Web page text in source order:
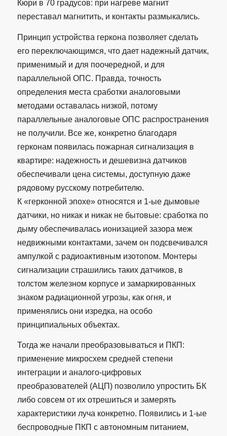
Кюри в 70 градусов: при нагреве магнит
переставал магнитить, и контакты размыкались.
Принцип устройства геркона позволяет сделать
его переключающимся, что дает надежный датчик,
применимый и для поочередной, и для
параллельной ОПС. Правда, точность
определения места сработки аналоговыми
методами оставалась низкой, потому
параллельные аналоговые ОПС распространения
не получили. Все же, конкретно благодаря
герконам появилась пожарная сигнализация в
квартире: надежность и дешевизна датчиков
обеспечивали цена системы, доступную даже
рядовому русскому потребителю.
К «герконной эпохе» относятся и 1-ые дымовые
датчики, но никак и никак не бытовые: сработка по
дыму обеспечивалась ионизацией зазора меж
недвижными контактами, зачем он подсвечивался
ампулкой с радиоактивным изотопом. Монтеры
сигнализации страшились таких датчиков, в
толстом железном корпусе и замаркированных
знаком радиационной угрозы, как огня, и
применялись они изредка, на особо
принципиальных объектах.
Тогда же начали преобразовываться и ПКП:
применение микросхем средней степени
интеграции и аналого-цифровых
преобразователей (АЦП) позволило упростить БК
либо совсем от их отрешиться и замерять
характеристики луча конкретно. Появились и 1-ые
беспроводные ПКП с автономным питанием,